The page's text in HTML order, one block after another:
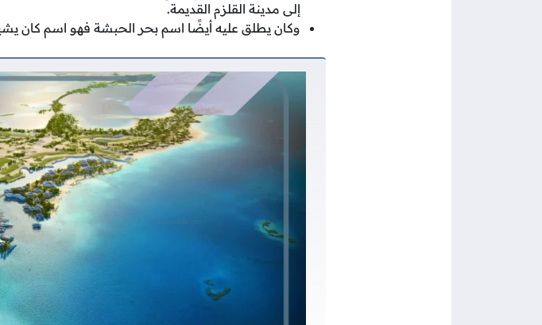
إلى مدينة القلزم القديمة.
وكان يطلق عليه أيضًا اسم بحر الحبشة فهو اسم كان